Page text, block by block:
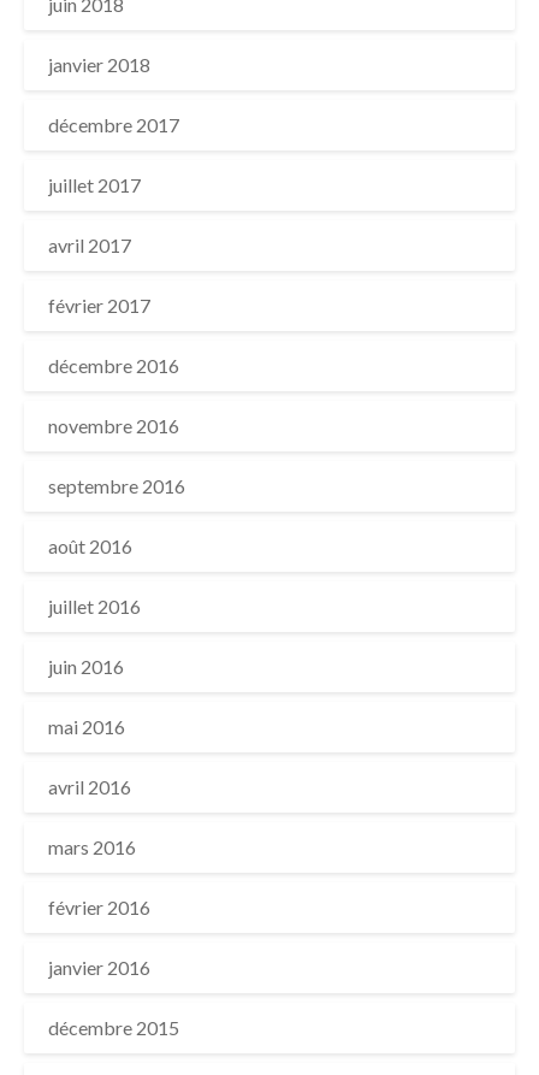
janvier 2018
décembre 2017
juillet 2017
avril 2017
février 2017
décembre 2016
novembre 2016
septembre 2016
août 2016
juillet 2016
juin 2016
mai 2016
avril 2016
mars 2016
février 2016
janvier 2016
décembre 2015